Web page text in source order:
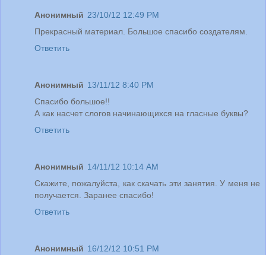
Анонимный 23/10/12 12:49 PM
Прекрасный материал. Большое спасибо создателям.
Ответить
Анонимный 13/11/12 8:40 PM
Спасибо большое!!
А как насчет слогов начинающихся на гласные буквы?
Ответить
Анонимный 14/11/12 10:14 AM
Скажите, пожалуйста, как скачать эти занятия. У меня не
получается. Заранее спасибо!
Ответить
Анонимный 16/12/12 10:51 PM